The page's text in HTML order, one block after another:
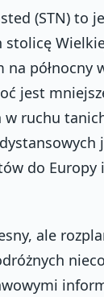
(STN) to
stolicę
na północny
jest
w ruchu
do Europy
ale